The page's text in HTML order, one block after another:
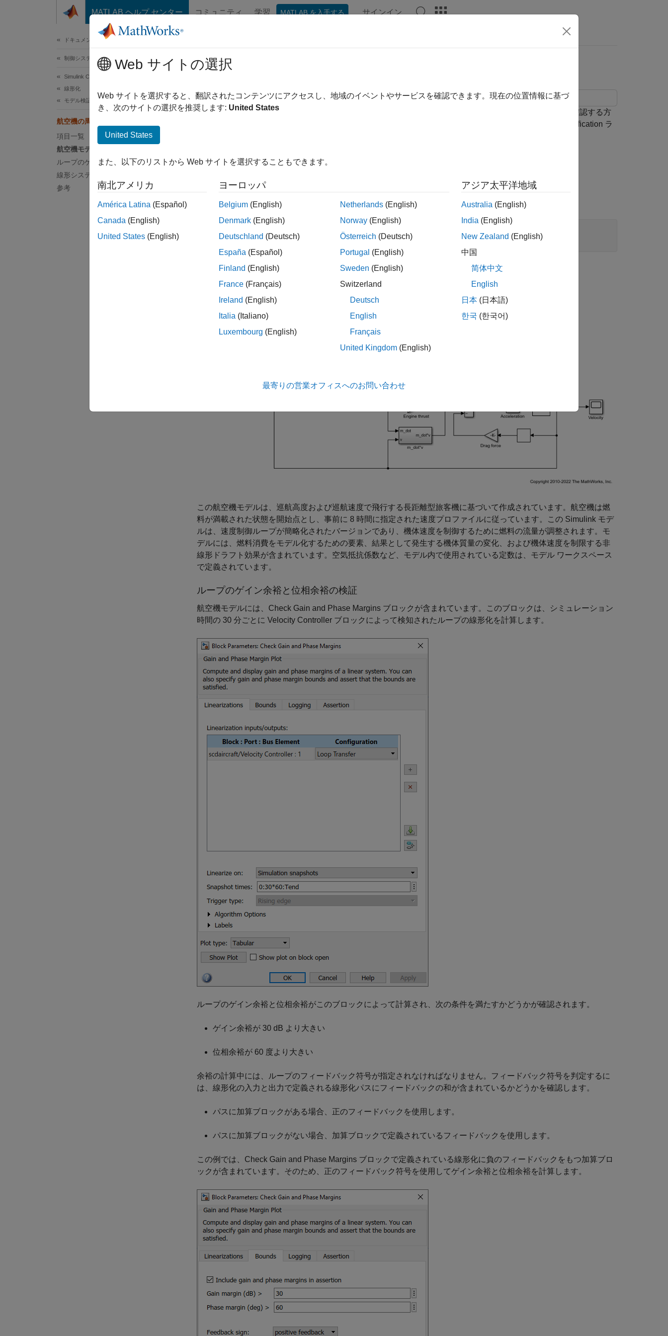
コンテンツへスキップ
MATLAB ヘルプ センター コミュニティ 学習 MATLAB を入手する サインイン
ドキュメンテーションのホーム
制御システム
Simulink Control Design
線形化
モデル検証
航空機の周波数領域特性の検証
項目一覧
航空機モデル
ループのゲイン余裕と位相余裕の検証
線形システムのログ
参考
航空機の周波数領域特性の検証
この例では、シミュレーション中に Simulink® モデルの線形応答が周波数領域の要件を満たすかどうかを確認する方
法を示します。これには、Simulink Control Design™ の Linear Analysis Plots ライブラリおよび Model Verification ラ
この例では、航空機速度制御ループのゲイン余裕と位相余裕を装荷燃料の変化に従って確認します。
航空機モデル
航空機の Simulink モデルを開きます。
この航空機モデルは、巡航高度および巡航速度で飛行する長距離型旅客機に基づいて作成されています。航空機は燃
料が満載された状態を開始点とし、事前に 8 時間に指定された速度プロファイルに従っています。この Simulink モデ
ルは、速度制御ループが簡略化されたバージョンであり、機体速度を制御するために燃料の流量が調整されます。モ
デルには、燃料消費をモデル化するための要素、結果として発生する機体質量の変化、および機体速度を制限する非
線形ドラフト効果が含まれています。空気抵抗係数など、モデル内で使用されている定数は、モデル ワークスペース
で定義されています。
ループのゲイン余裕と位相余裕の検証
航空機モデルには、Check Gain and Phase Margins ブロックが含まれています。このブロックは、シミュレーション
時間の 30 分ごとに Velocity Controller ブロックによって検知されたループの線形化を計算します。
ループのゲイン余裕と位相余裕がこのブロックによって計算され、次の条件を満たすかどうかが確認されます。
ゲイン余裕が 30 dB より大きい
位相余裕が 60 度より大きい
余裕の計算中には、ループのフィードバック符号が指定されなければなりません。フィードバック符号を判定するに
は、線形化の入力と出力で定義される線形化パスにフィードバックの和が含まれているかどうかを確認します。
パスに加算ブロックがある場合、正のフィードバックを使用します。
パスに加算ブロックがない場合、加算ブロックで定義されているフィードバックを使用します。
この例では、Check Gain and Phase Margins ブロックで定義されている線形化に負のフィードバックをもつ加算ブロ
ックが含まれています。そのため、正のフィードバック符号を使用してゲイン余裕と位相余裕を計算します。
Web サイトの選択
Web サイトを選択すると、翻訳されたコンテンツにアクセスし、地域のイベントやサービスを確認できます。現在の位置情報に基づ
き、次のサイトの選択を推奨します: United States
United States
また、以下のリストから Web サイトを選択することもできます。
南北アメリカ
América Latina (Español)
Canada (English)
United States (English)
ヨーロッパ
Belgium (English)
Denmark (English)
Deutschland (Deutsch)
España (Español)
Finland (English)
France (Français)
Ireland (English)
Italia (Italiano)
Luxembourg (English)
Netherlands (English)
Norway (English)
Österreich (Deutsch)
Portugal (English)
Sweden (English)
Switzerland
Deutsch
English
Français
United Kingdom (English)
アジア太平洋地域
Australia (English)
India (English)
New Zealand (English)
中国
简体中文
English
日本 (日本語)
한국 (한국어)
最寄りの営業オフィスへのお問い合わせ